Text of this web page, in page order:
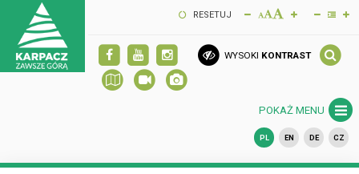
RESETUJ
WYSOKI KONTRAST
POKAŻ MENU
PL EN DE CZ